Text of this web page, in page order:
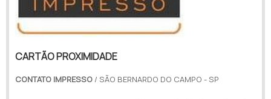
CARTÃO PROXIMIDADE
CONTATO IMPRESSO / SÃO BERNARDO DO CAMPO - SP